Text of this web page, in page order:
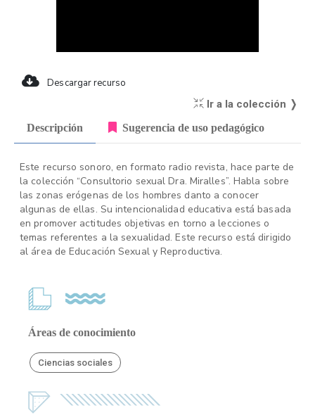
Descargar recurso
Ir a la colección ❭
Descripción Sugerencia de uso pedagógico
Este recurso sonoro, en formato radio revista, hace parte de
la colección “Consultorio sexual Dra. Miralles”. Habla sobre
las zonas erógenas de los hombres danto a conocer
algunas de ellas. Su intencionalidad educativa está basada
en promover actitudes objetivas en torno a lecciones o
temas referentes a la sexualidad. Este recurso está dirigido
al área de Educación Sexual y Reproductiva.
Áreas de conocimiento
Ciencias sociales